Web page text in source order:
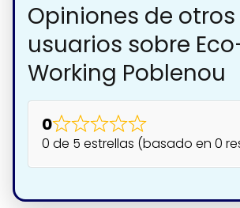
Opiniones de otros
usuarios sobre
Working Poblenou
0
0 de 5 estrellas (basado en 0